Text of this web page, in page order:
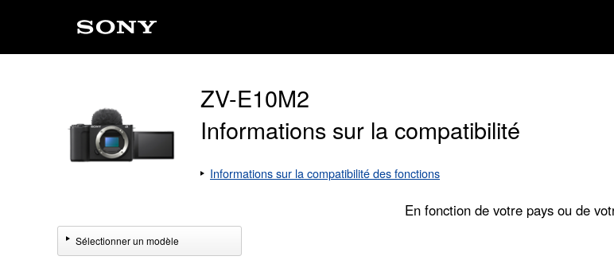
ZV-E10M2
Informations sur la compatibilité
Informations sur la compatibilité des fonctions
En fonction de votre pays ou de
Sélectionner un modèle